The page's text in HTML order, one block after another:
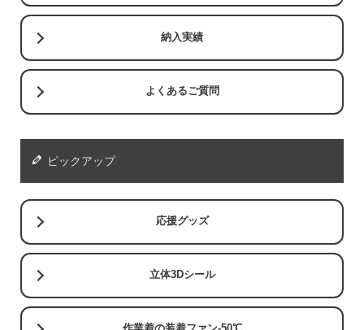
納入実績
よくあるご質問
ピックアップ
応援グッズ
立体3Dシール